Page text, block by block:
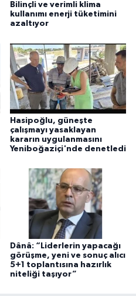
Bilinçli ve verimli klima
kullanımı enerji tüketimini
azaltıyor
Hasipoğlu, güneşte
çalışmayı yasaklayan
kararın uygulanmasını
Yeniboğaziçi'nde denetledi
Dânâ: “Liderlerin yapacağı
görüşme, yeni ve sonuç alıcı
5+1 toplantısına hazırlık
niteliği taşıyor”